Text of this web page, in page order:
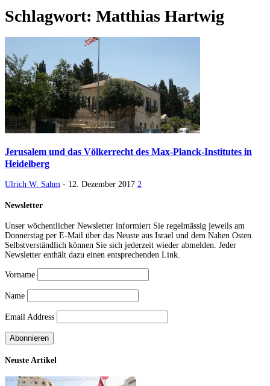
Schlagwort: Matthias Hartwig
Jerusalem und das Völkerrecht des Max-Planck-Institutes in
Heidelberg
Ulrich W. Sahm - 12. Dezember 2017 2
Newsletter
Unser wöchentlicher Newsletter informiert Sie regelmässig jeweils am
Donnerstag per E-Mail über das Neuste aus Israel und dem Nahen Osten.
Selbstverständlich können Sie sich jederzeit wieder abmelden. Jeder
Newsletter enthält dazu einen entsprechenden Link.
Vorname
Name
Email Address
Neuste Artikel